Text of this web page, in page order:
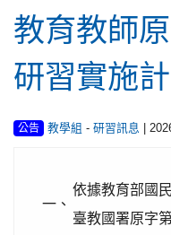
教育教師
研習實施
公告 教學組 - 研習訊息 |
一、
依據教育部國
臺教國署原字